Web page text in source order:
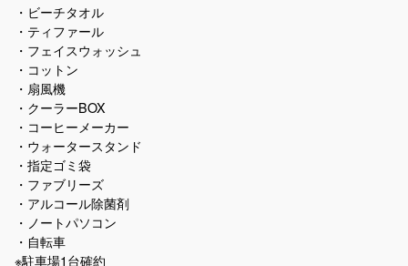
・ビーチタオル
・ティファール
・フェイスウォッシュ
・コットン
・扇風機
・クーラーBOX
・コーヒーメーカー
・ウォータースタンド
・指定ゴミ袋
・ファブリーズ
・アルコール除菌剤
・ノートパソコン
・自転車
※駐車場1台確約